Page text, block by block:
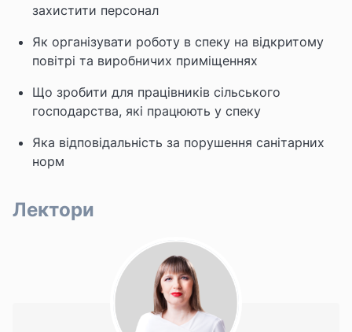
захистити персонал
Як організувати роботу в спеку на відкритому
повітрі та виробничих приміщеннях
Що зробити для працівників сільського
господарства, які працюють у спеку
Яка відповідальність за порушення санітарних
норм
Лектори